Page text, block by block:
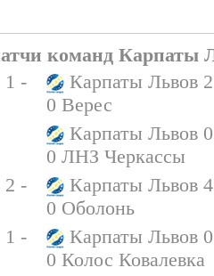
команд Карпаты
1 -
Карпаты Львов
0 Верес
Карпаты Львов
0 ЛНЗ Черкассы
2 -
Карпаты Львов
0 Оболонь
1 -
Карпаты Львов
0 Колос Ковалевка